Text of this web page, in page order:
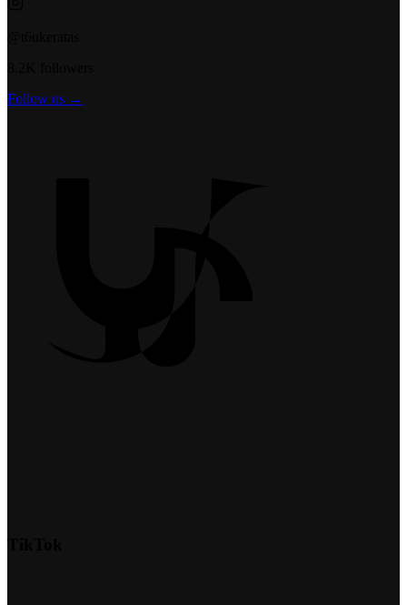
Follow us →